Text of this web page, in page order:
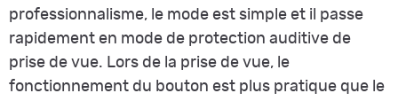
professionnalisme, le mode est simple et il passe
rapidement en mode de protection auditive de
prise de vue. Lors de la prise de vue, le
fonctionnement du bouton est plus pratique que le